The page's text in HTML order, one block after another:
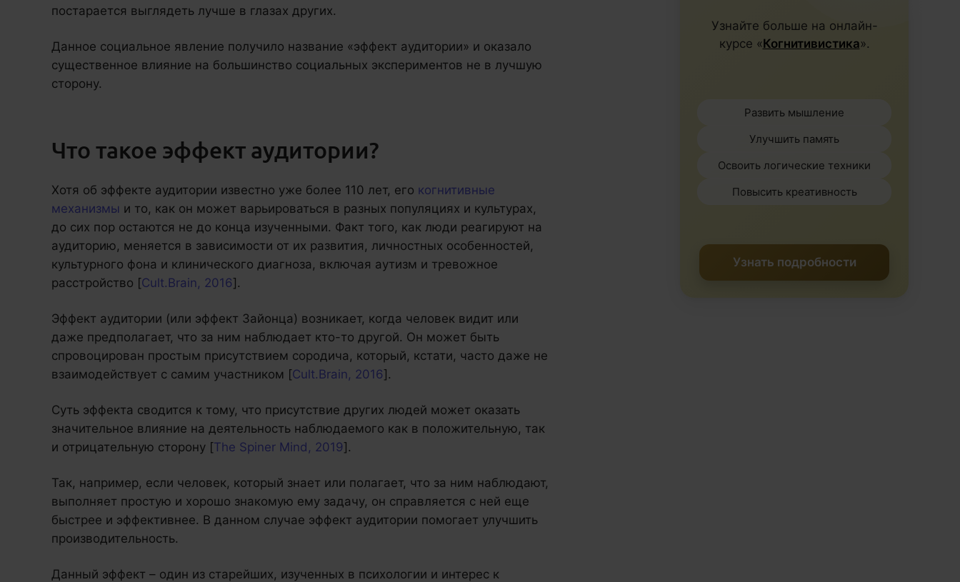
постарается выглядеть лучше в глазах других.
Данное социальное явление получило название «эффект аудитории» и оказало
существенное влияние на большинство социальных экспериментов не в лучшую
сторону.
Что такое эффект аудитории?
Хотя об эффекте аудитории известно уже более 110 лет, его когнитивные
механизмы и то, как он может варьироваться в разных популяциях и культурах,
до сих пор остаются не до конца изученными. Факт того, как люди реагируют на
аудиторию, меняется в зависимости от их развития, личностных особенностей,
культурного фона и клинического диагноза, включая аутизм и тревожное
расстройство [Cult.Brain, 2016].
Эффект аудитории (или эффект Зайонца) возникает, когда человек видит или
даже предполагает, что за ним наблюдает кто-то другой. Он может быть
спровоцирован простым присутствием сородича, который, кстати, часто даже не
взаимодействует с самим участником [Cult.Brain, 2016].
Суть эффекта сводится к тому, что присутствие других людей может оказать
значительное влияние на деятельность наблюдаемого как в положительную, так
и отрицательную сторону [The Spiner Mind, 2019].
Так, например, если человек, который знает или полагает, что за ним наблюдают,
выполняет простую и хорошо знакомую ему задачу, он справляется с ней еще
быстрее и эффективнее. В данном случае эффект аудитории помогает улучшить
производительность.
Данный эффект – один из старейших, изученных в психологии и интерес к
Узнайте больше на онлайн-
курсе «Когнитивистика».
Развить мышление
Улучшить память
Освоить логические техники
Повысить креативность
Узнать подробности